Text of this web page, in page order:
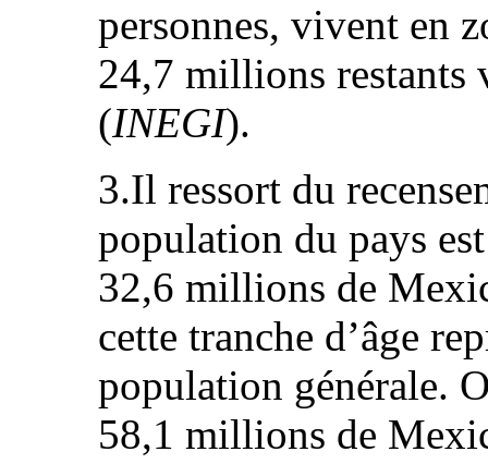
personnes, vivent en
24,7 millions restants
(INEGI).
3.Il ressort du
population du pays
32,6 millions de
cette tranche d’âge
population générale.
58,1 millions de